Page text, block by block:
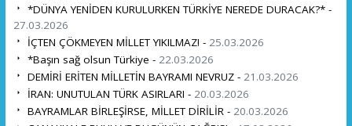
*DÜNYA YENİDEN KURULURKEN TÜRKİYE NEREDE DURACAK?* -
27.03.2026
İÇTEN ÇÖKMEYEN MİLLET YIKILMAZ! - 25.03.2026
*Başın sağ olsun Türkiye - 22.03.2026
DEMİRİ ERİTEN MİLLETİN BAYRAMI NEVRUZ - 21.03.2026
İRAN: UNUTULAN TÜRK ASIRLARI - 20.03.2026
BAYRAMLAR BİRLEŞİRSE, MİLLET DİRİLİR - 20.03.2026